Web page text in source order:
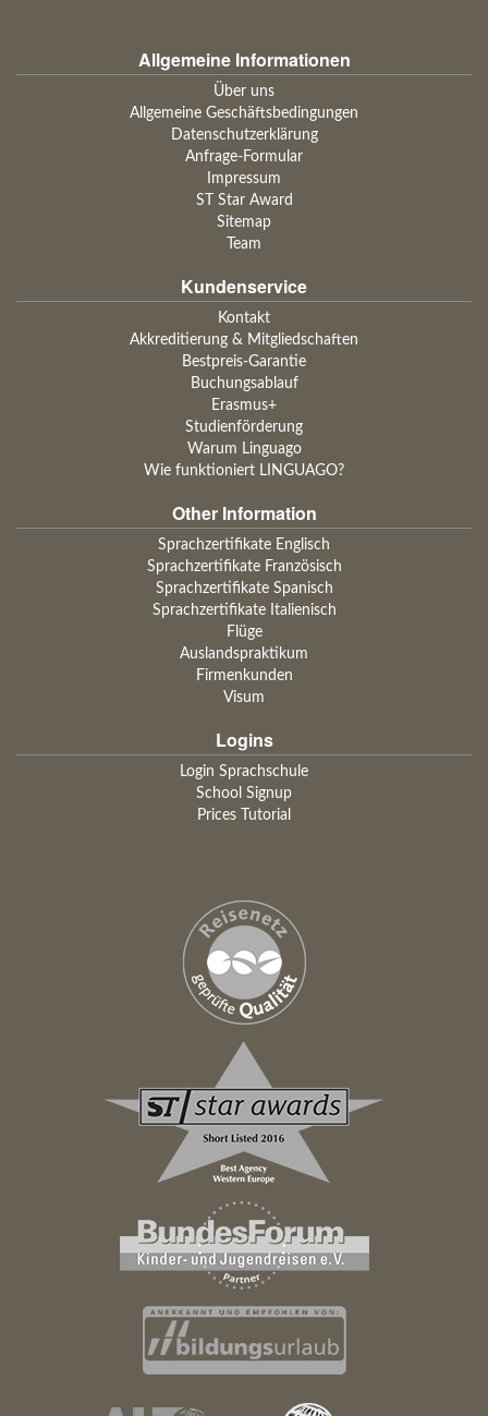
Allgemeine Informationen
Über uns
Allgemeine Geschäftsbedingungen
Datenschutzerklärung
Anfrage-Formular
Impressum
ST Star Award
Sitemap
Team
Kundenservice
Kontakt
Akkreditierung & Mitgliedschaften
Bestpreis-Garantie
Buchungsablauf
Erasmus+
Studienförderung
Warum Linguago
Wie funktioniert LINGUAGO?
Other Information
Sprachzertifikate Englisch
Sprachzertifikate Französisch
Sprachzertifikate Spanisch
Sprachzertifikate Italienisch
Flüge
Auslandspraktikum
Firmenkunden
Visum
Logins
Login Sprachschule
School Signup
Prices Tutorial